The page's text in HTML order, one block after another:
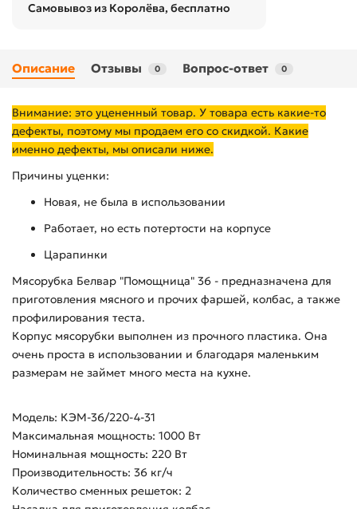
Самовывоз из Королёва, бесплатно
Описание Отзывы 0 Вопрос-ответ 0
Внимание: это уцененный товар. У товара есть какие-то
дефекты, поэтому мы продаем его со скидкой. Какие
именно дефекты, мы описали ниже.
Причины уценки:
Новая, не была в использовании
Работает, но есть потертости на корпусе
Царапинки
Мясорубка Белвар "Помощница" 36 - предназначена для
приготовления мясного и прочих фаршей, колбас, а также
профилирования теста.
Корпус мясорубки выполнен из прочного пластика. Она
очень проста в использовании и благодаря маленьким
размерам не займет много места на кухне.
Модель: КЭМ-36/220-4-31
Максимальная мощность: 1000 Вт
Номинальная мощность: 220 Вт
Производительность: 36 кг/ч
Количество сменных решеток: 2